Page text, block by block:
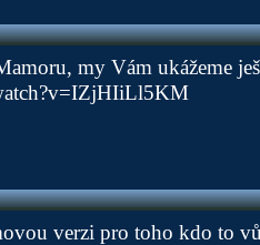
my Vám ukážeme
verzi pro toho kdo to